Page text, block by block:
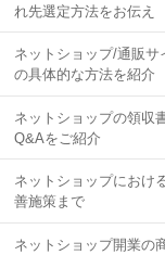
れ先選定方法をお伝え
ネットショップ/通販
の具体的な方法を紹介
ネットショップの領収
Q&Aをご紹介
ネットショップにおけ
善施策まで
ネットショップ開業の